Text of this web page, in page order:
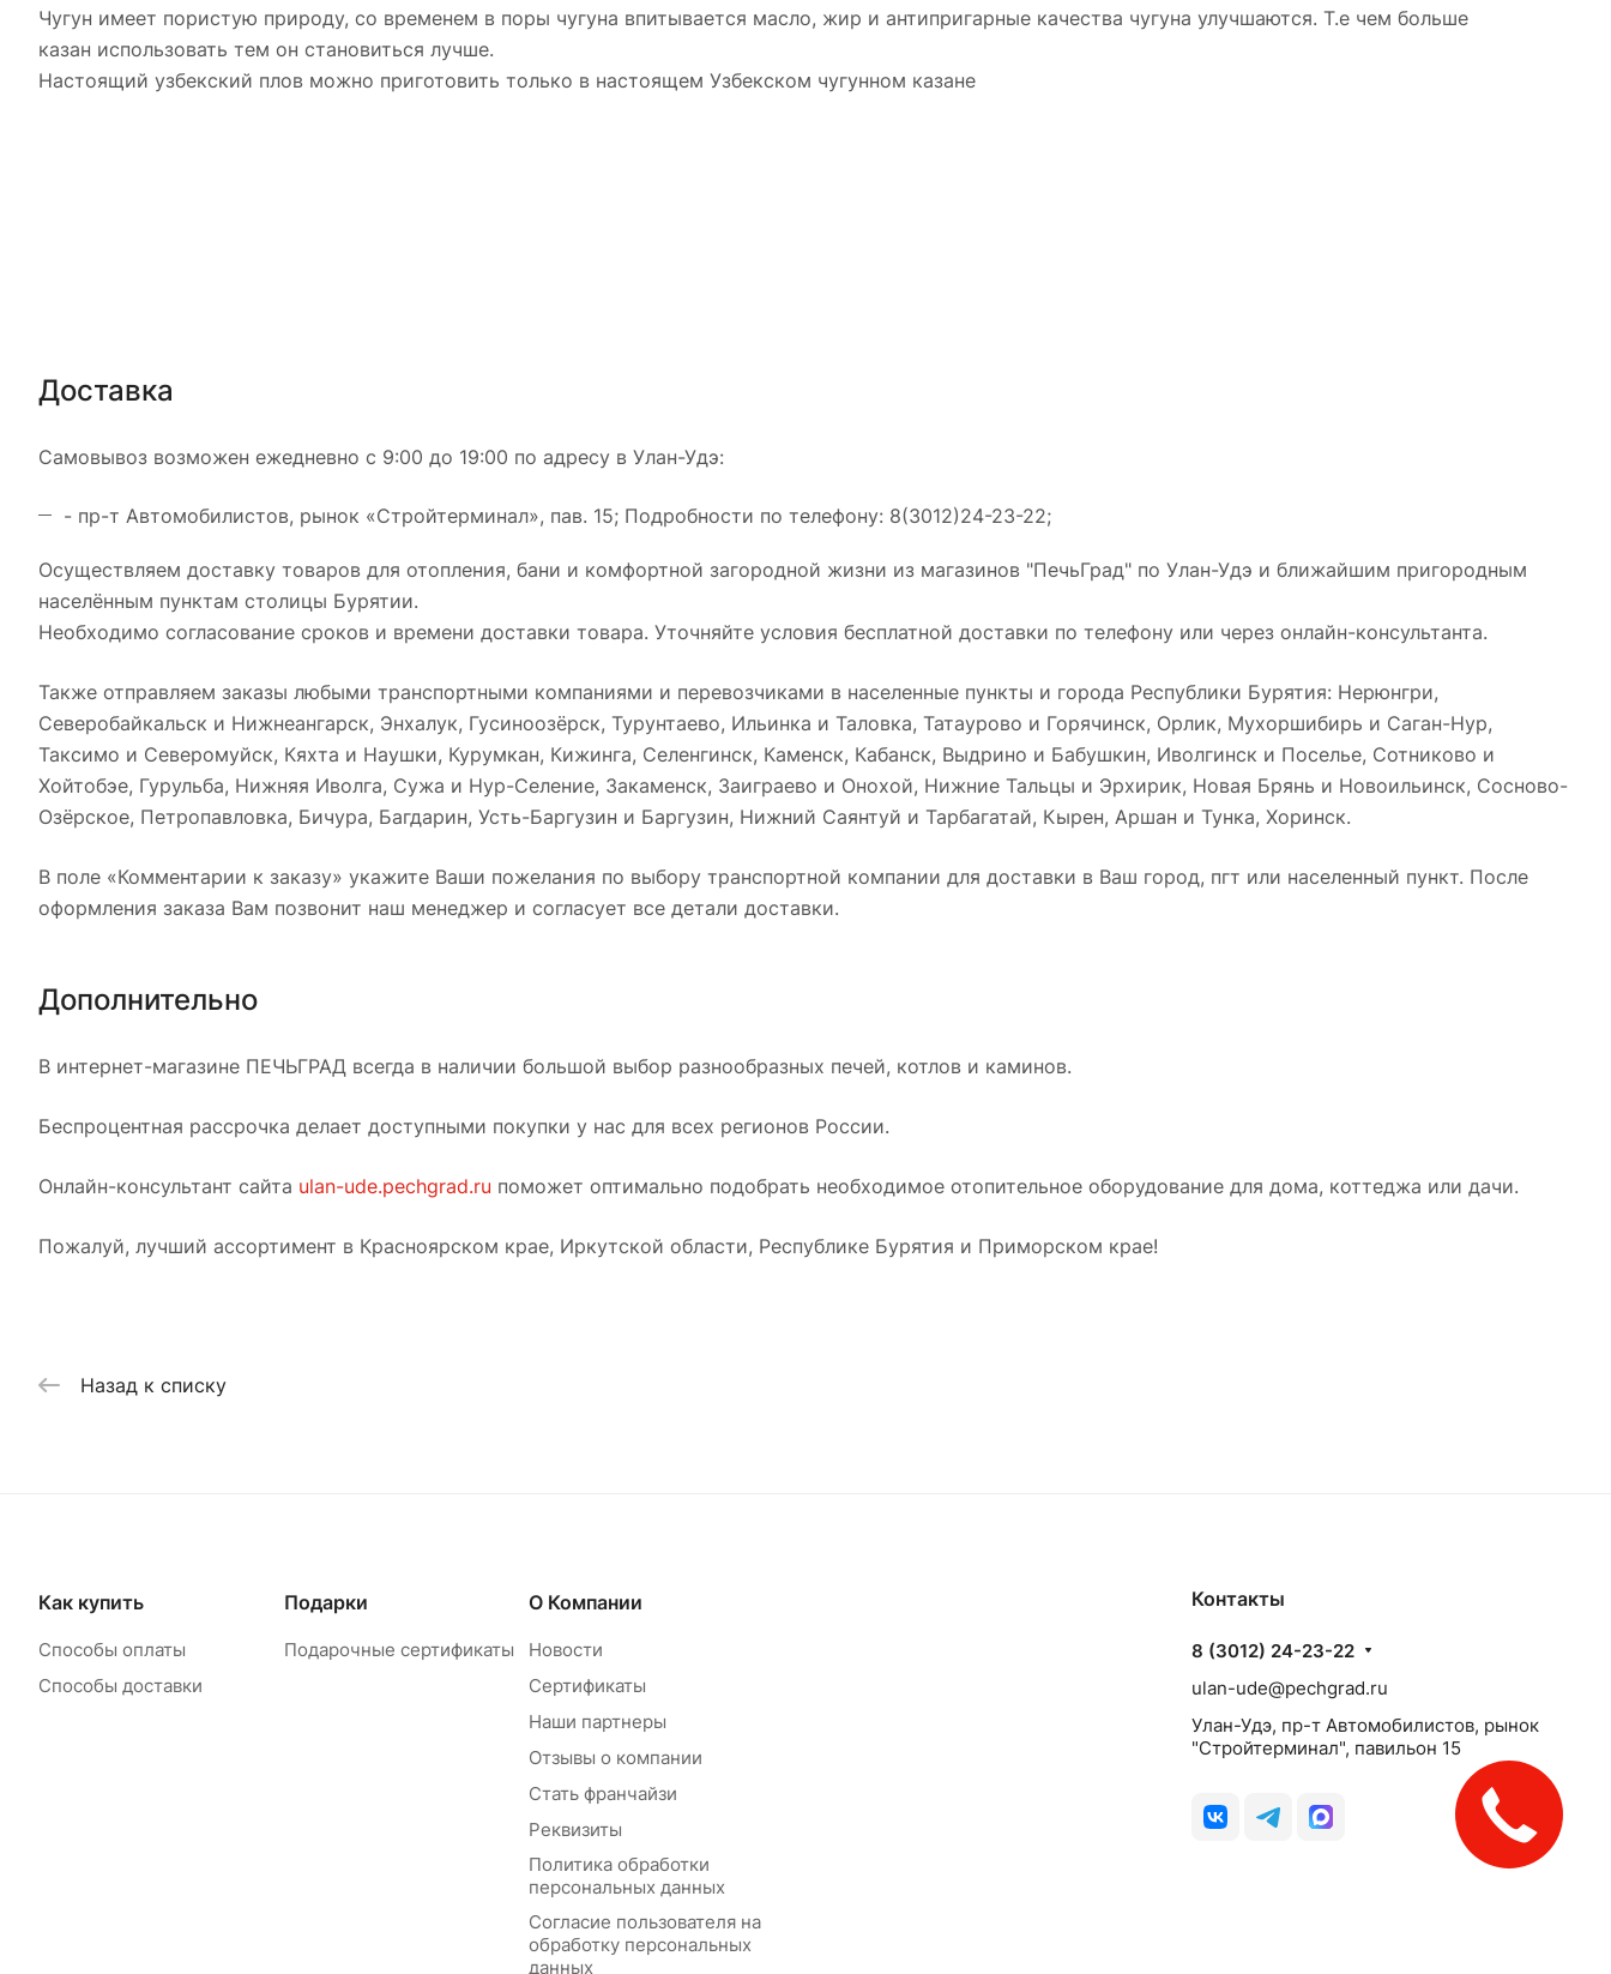
Чугун имеет пористую природу, со временем в поры чугуна впитывается масло, жир и антипригарные качества чугуна улучшаются. Т.е чем больше
казан использовать тем он становиться лучше.
Настоящий узбекский плов можно приготовить только в настоящем Узбекском чугунном казане
Доставка
Самовывоз возможен ежедневно с 9:00 до 19:00 по адресу в Улан-Удэ:
- пр-т Автомобилистов, рынок «Стройтерминал», пав. 15; Подробности по телефону: 8(3012)24-23-22;
Осуществляем доставку товаров для отопления, бани и комфортной загородной жизни из магазинов "ПечьГрад" по Улан-Удэ и ближайшим пригородным
населённым пунктам столицы Бурятии.
Необходимо согласование сроков и времени доставки товара. Уточняйте условия бесплатной доставки по телефону или через онлайн-консультанта.
Также отправляем заказы любыми транспортными компаниями и перевозчиками в населенные пункты и города Республики Бурятия: Нерюнгри,
Северобайкальск и Нижнеангарск, Энхалук, Гусиноозёрск, Турунтаево, Ильинка и Таловка, Татаурово и Горячинск, Орлик, Мухоршибирь и Саган-Нур,
Таксимо и Северомуйск, Кяхта и Наушки, Курумкан, Кижинга, Селенгинск, Каменск, Кабанск, Выдрино и Бабушкин, Иволгинск и Поселье, Сотниково и
Хойтобэе, Гурульба, Нижняя Иволга, Сужа и Нур-Селение, Закаменск, Заиграево и Онохой, Нижние Тальцы и Эрхирик, Новая Брянь и Новоильинск, Сосново-
Озёрское, Петропавловка, Бичура, Багдарин, Усть-Баргузин и Баргузин, Нижний Саянтуй и Тарбагатай, Кырен, Аршан и Тунка, Хоринск.
В поле «Комментарии к заказу» укажите Ваши пожелания по выбору транспортной компании для доставки в Ваш город, пгт или населенный пункт. После
оформления заказа Вам позвонит наш менеджер и согласует все детали доставки.
Дополнительно
В интернет-магазине ПЕЧЬГРАД всегда в наличии большой выбор разнообразных печей, котлов и каминов.
Беспроцентная рассрочка делает доступными покупки у нас для всех регионов России.
Онлайн-консультант сайта ulan-ude.pechgrad.ru поможет оптимально подобрать необходимое отопительное оборудование для дома, коттеджа или дачи.
Пожалуй, лучший ассортимент в Красноярском крае, Иркутской области, Республике Бурятия и Приморском крае!
Назад к списку
Как купить
Способы оплаты
Способы доставки
Подарки
Подарочные сертификаты
О Компании
Новости
Сертификаты
Наши партнеры
Отзывы о компании
Стать франчайзи
Реквизиты
Политика обработки
персональных данных
Согласие пользователя на
обработку персональных
данных
Контакты
8 (3012) 24-23-22
ulan-ude@pechgrad.ru
Улан-Удэ, пр-т Автомобилистов, рынок
"Стройтерминал", павильон 15